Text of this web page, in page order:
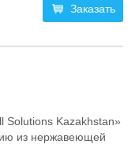
Заказать
Solutions Kazakhstan»
из нержавеющей